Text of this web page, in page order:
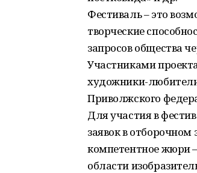
Фестиваль – это
творческие
запросов общества
Участниками
художники-
Приволжского
Для участия в
заявок в отборочном
компетентное жюри
области